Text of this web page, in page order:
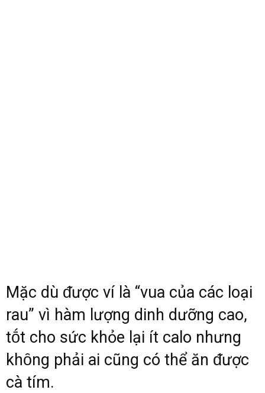
Mặc dù ᵭược ví là “vua của các loại
rau” vì hàm lượng dinh dưỡng cao,
tṓt cho sức khỏe lại ít calo nhưng
khȏng phải ai cũng có thể ăn ᵭược
cà tím.